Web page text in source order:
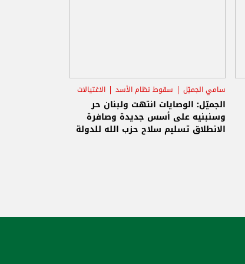
سامي الجميّل سقوط نظام الأسد الاغتيالات
الجميّل: الوصايات انتهت ولبنان حر
وسنبنيه على أسس جديدة وصافرة
الانطلاق تسليم سلاح حزب الله للدولة